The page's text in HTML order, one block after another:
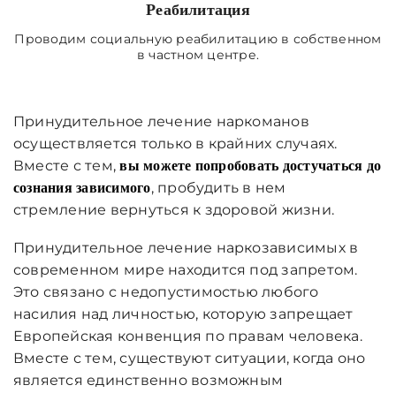
Реабилитация
Проводим социальную реабилитацию в собственном
в частном центре.
Принудительное лечение наркоманов
осуществляется только в крайних случаях.
Вместе с тем,вы можете попробовать достучаться до
сознания зависимого, пробудить в нем
стремление вернуться к здоровой жизни.
Принудительное лечение наркозависимых в
современном мире находится под запретом.
Это связано с недопустимостью любого
насилия над личностью, которую запрещает
Европейская конвенция по правам человека.
Вместе с тем, существуют ситуации, когда оно
является единственно возможным